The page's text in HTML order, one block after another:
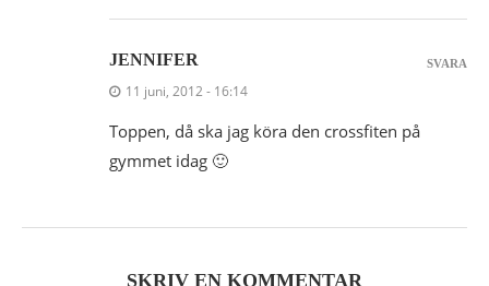
JENNIFER
11 juni, 2012 - 16:14
Toppen, då ska jag köra den crossfiten på
gymmet idag 🙂
SVARA
SKRIV EN KOMMENTAR